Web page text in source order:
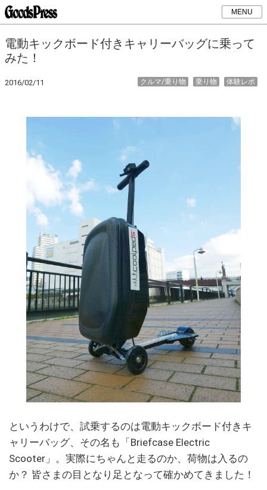
MENU
電動キックボード付きキャリーバッグに乗って
みた！
2016/02/11 体験レポ
乗り物
クルマ/乗り物
というわけで、試乗するのは電動キックボード付きキ
ャリーバッグ、その名も「Briefcase Electric
Scooter」。実際にちゃんと走るのか、荷物は入るの
か？ 皆さまの目となり足となって確かめてきました！